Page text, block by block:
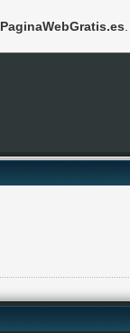
PaginaWebGratis.es